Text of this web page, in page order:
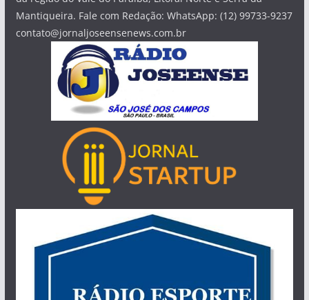
Mantiqueira. Fale com Redação: WhatsApp: (12) 99733-9237
contato@jornaljoseensenews.com.br